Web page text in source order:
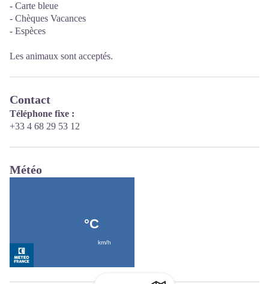
- Carte bleue
- Chèques Vacances
- Espèces
Les animaux sont acceptés.
Contact
Téléphone fixe :
+33 4 68 29 53 12
Météo